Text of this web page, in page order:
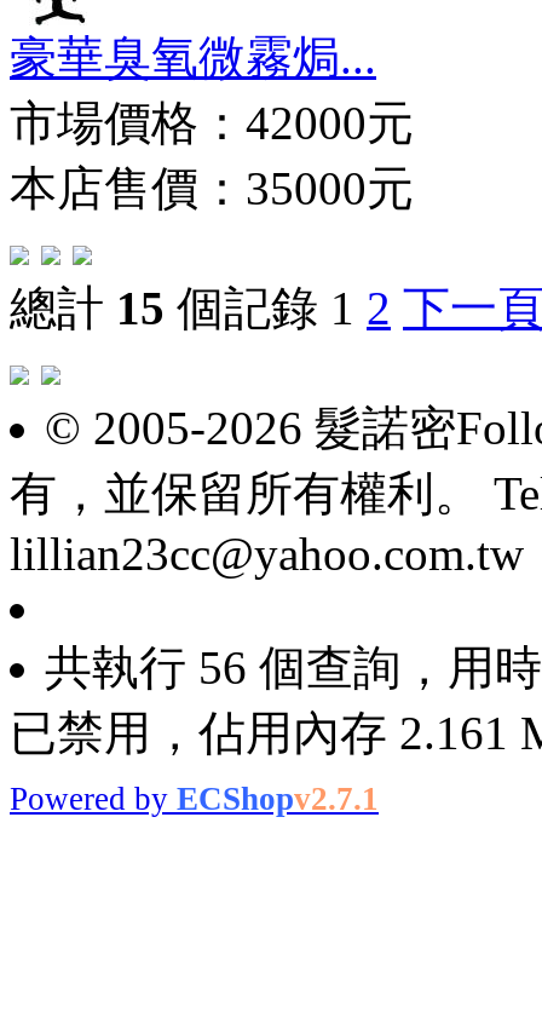
豪華臭氧微霧焗...
市場價格： 42000元
本店售價：35000元
總計 15 個記錄 1 2 下一
© 2005-2026 髮諾密
有，並保留所有權利。
lillian23cc@yahoo.com.tw
共執行 56 個查詢，用
已禁用，佔用內存 2.161
Powered by ECShopv2.7.1